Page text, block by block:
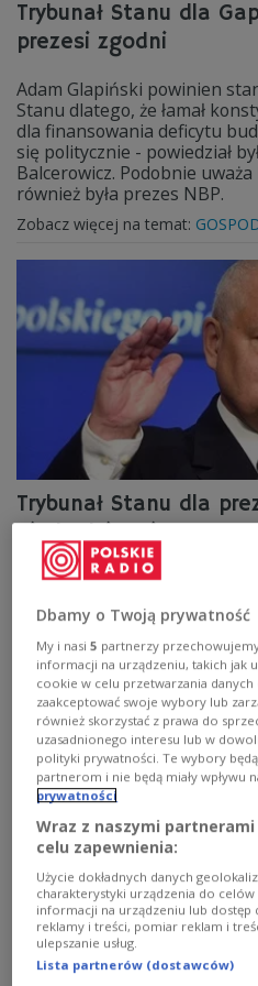
Trybunał Stanu dla
prezesi zgodni
Adam Glapiński powinien
Stanu dlatego, że łamał
dla finansowania deficytu
się politycznie - powiedział
Balcerowicz. Podobnie
również była prezes NBP.
Zobacz więcej na temat:
Trybunał Stanu dla
nie będzie miało
złotego
- Ewentualne postawienie
Glapińskiego przed
wpływu na notowania
ekonomista UŁ prof. Michał
gdyby ta sytuacja miała być
giełdy, byłoby to widać już
Zobacz więcej na temat:POLSKA
Trybunał Stanu NBP
Dbamy o Twoją prywatność
My i nasi5 partnerzy
informacji na urządzeniu, takich jak
cookie w celu przetwarzania
zaakceptować swoje wybory lub
również skorzystać z prawa do
uzasadnionego interesu lub w
polityki prywatności. Te wybory
partnerom i nie będą miały wpływu
prywatności
Wraz z naszymi
celu zapewnienia:
Użycie dokładnych danych
charakterystyki urządzenia do
informacji na urządzeniu lub dostęp
reklamy i treści, pomiar reklam i
ulepszanie usług.
Lista partnerów (dostawców)